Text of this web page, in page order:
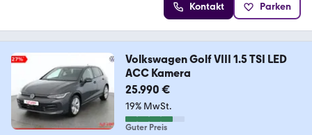
Kontakt Parken
Volkswagen Golf VIII 1.5 TSI LED
ACC Kamera
25.990 €
19% MwSt.
Guter Preis